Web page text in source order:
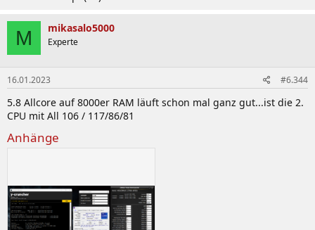
M mikasalo5000
Experte
16.01.2023 #6.344
5.8 Allcore auf 8000er RAM läuft schon mal ganz gut...ist die 2.
CPU mit All 106 / 117/86/81
Anhänge